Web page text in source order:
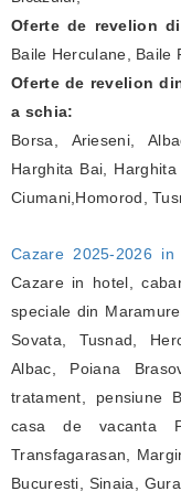
Oferte de revelion
Baile Herculane, Baile
Oferte de revelion
a schia:
Borsa, Arieseni,
Harghita Bai,
Ciumani,Homorod,
Cazare 2025-2026 in
Cazare in hotel,
speciale din
Sovata, Tusnad,
Albac, Poiana
tratament, pensiune
casa de vacanta
Transfagarasan,
Bucuresti, Sinaia,